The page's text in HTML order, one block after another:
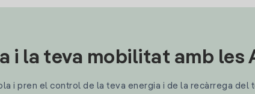
i la teva mobilitat amb les
i pren el control de la teva energia i de la recàrrega del